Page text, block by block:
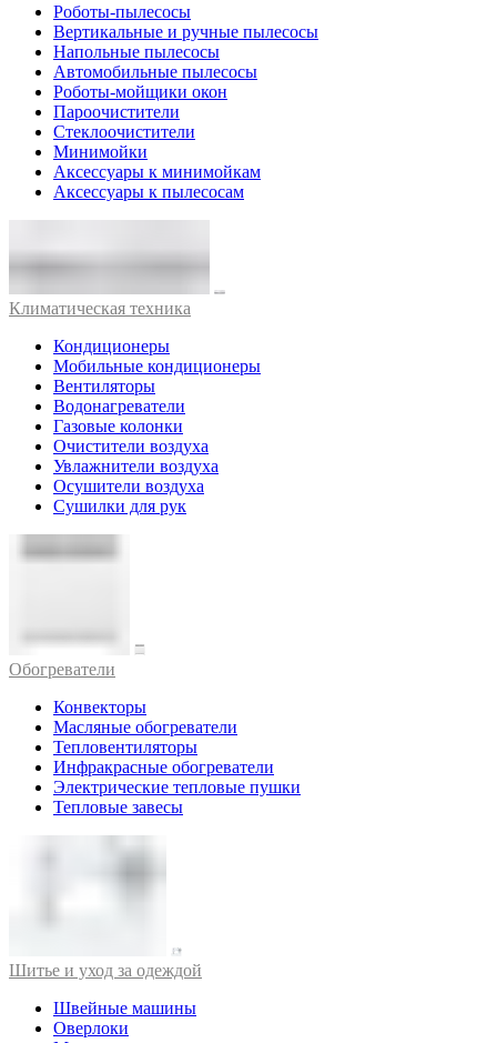
Роботы-пылесосы
Вертикальные и ручные пылесосы
Напольные пылесосы
Автомобильные пылесосы
Роботы-мойщики окон
Пароочистители
Стеклоочистители
Минимойки
Аксессуары к минимойкам
Аксессуары к пылесосам
Климатическая техника
Кондиционеры
Мобильные кондиционеры
Вентиляторы
Водонагреватели
Газовые колонки
Очистители воздуха
Увлажнители воздуха
Осушители воздуха
Сушилки для рук
Обогреватели
Конвекторы
Масляные обогреватели
Тепловентиляторы
Инфракрасные обогреватели
Электрические тепловые пушки
Тепловые завесы
Шитье и уход за одеждой
Швейные машины
Оверлоки